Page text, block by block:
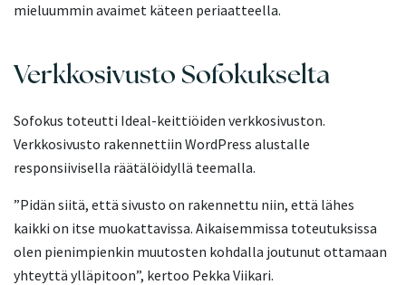
mieluummin avaimet käteen periaatteella.
Verkkosivusto Sofokukselta
Sofokus toteutti Ideal-keittiöiden verkkosivuston.
Verkkosivusto rakennettiin WordPress alustalle
responsiivisella räätälöidyllä teemalla.
”Pidän siitä, että sivusto on rakennettu niin, että lähes
kaikki on itse muokattavissa. Aikaisemmissa toteutuksissa
olen pienimpienkin muutosten kohdalla joutunut ottamaan
yhteyttä ylläpitoon”, kertoo Pekka Viikari.